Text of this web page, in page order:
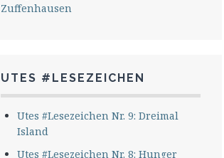
Zuffenhausen
UTES #LESEZEICHEN
Utes #Lesezeichen Nr. 9: Dreimal
Island
Utes #Lesezeichen Nr. 8: Hunger